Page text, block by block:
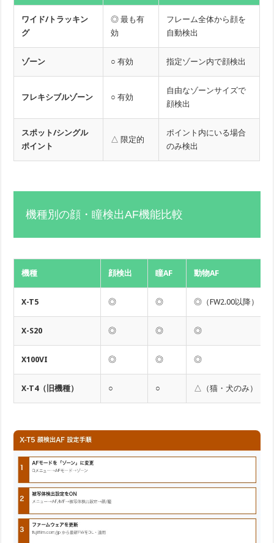
ワイド/トラッキン
グ
◎ 最も有
効
フレーム全体から顔を
自動検出
ゾーン ○ 有効 指定ゾーン内で顔検出
フレキシブルゾーン ○ 有効
自由なゾーンサイズで
顔検出
スポット/シングル
ポイント
△ 限定的
ポイント内にいる場合
のみ検出
機種別の顔・瞳検出AF機能比較
機種 顔検出 瞳AF 動物AF
X-T5 ◎ ◎ ◎（FW2.00以降）
X-S20 ◎ ◎ ◎
X100VI ◎ ◎ ◎
X-T4（旧機種） ○ ○ △（猫・犬のみ）